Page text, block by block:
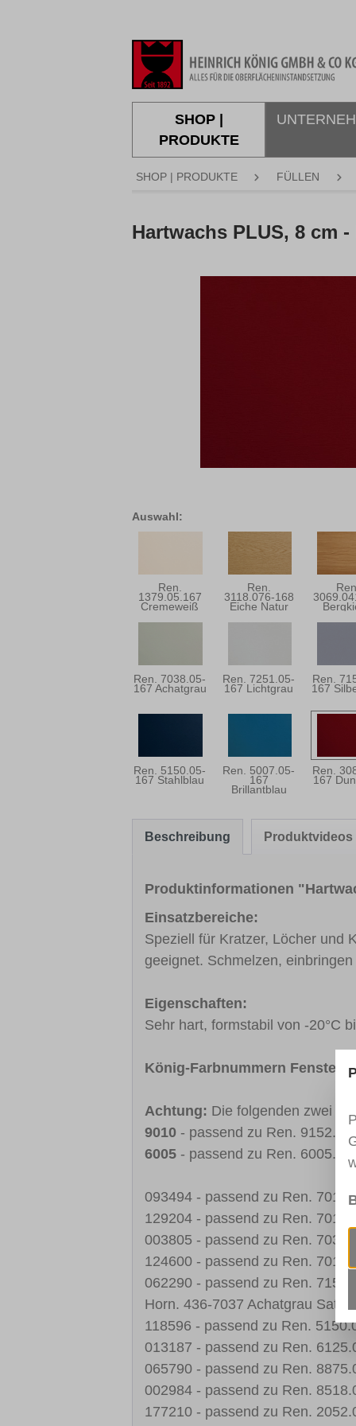
SHOP |
PRODUKTE
SHOP | PRODUKTE FÜLLEN
Hartwachs PLUS, 8 cm
Auswahl:
Ren.
1379.05.167
Cremeweiß
Ren.
3118.076-168
Eiche Natur
Ren. 7038.05-
167 Achatgrau
Ren. 7251.05-
167 Lichtgrau
Ren.
167
Ren. 5150.05-
167 Stahlblau
Ren. 5007.05-
167
Brillantblau
Ren.
167
Beschreibung Produktvideos
Produktinformationen
Einsatzbereiche:
Speziell für Kratzer, Löcher und
geeignet. Schmelzen,
Eigenschaften:
Sehr hart, formstabil von -20°C
König-Farbnummern
Achtung: Die folgenden zwei
9010 - passend zu Ren.
6005 - passend zu Ren.
093494 - passend zu Ren.
129204 - passend zu Ren.
003805 - passend zu Ren.
124600 - passend zu Ren.
062290 - passend zu Ren.
Horn. 436-7037 Achatgrau Satin
118596 - passend zu Ren.
013187 - passend zu Ren.
065790 - passend zu Ren.
002984 - passend zu Ren.
177210 - passend zu Ren.